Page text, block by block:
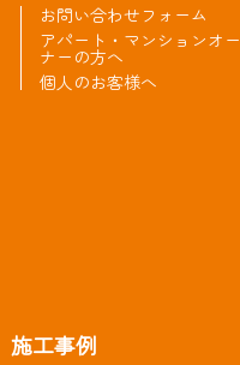
お問い合わせフォーム
アパート・マンションオー
ナーの方へ
個人のお客様へ
施工事例